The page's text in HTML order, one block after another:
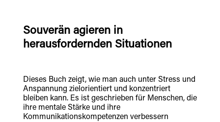
Souverän agieren in
herausfordernden Situationen
Dieses Buch zeigt, wie man auch unter Stress und
Anspannung zielorientiert und konzentriert
bleiben kann. Es ist geschrieben für Menschen, die
ihre mentale Stärke und ihre
Kommunikationskompetenzen verbessern